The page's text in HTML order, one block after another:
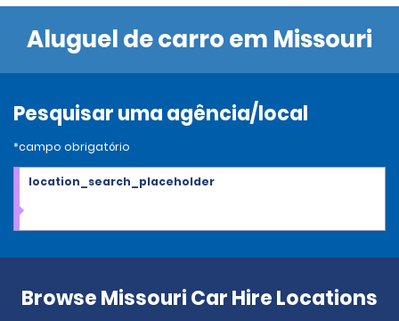
Aluguel de carro em Missouri
Pesquisar uma agência/local
*campo obrigatório
location_search_placeholder
Browse Missouri Car Hire Locations